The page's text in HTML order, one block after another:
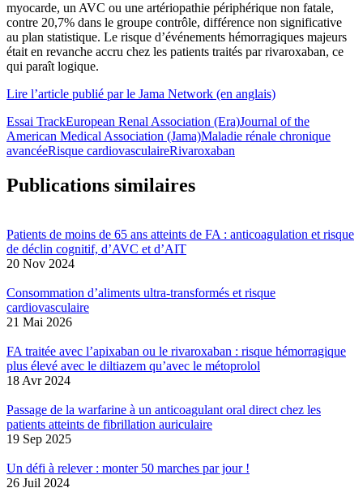
myocarde, un AVC ou une artériopathie périphérique non fatale,
contre 20,7% dans le groupe contrôle, différence non significative
au plan statistique. Le risque d’événements hémorragiques majeurs
était en revanche accru chez les patients traités par rivaroxaban, ce
qui paraît logique.
Lire l’article publié par le Jama Network (en anglais)
Essai TrackEuropean Renal Association (Era)Journal of the
American Medical Association (Jama)Maladie rénale chronique
avancéeRisque cardiovasculaireRivaroxaban
Publications similaires
Patients de moins de 65 ans atteints de FA : anticoagulation et risque
de déclin cognitif, d’AVC et d’AIT
20 Nov 2024
Consommation d’aliments ultra-transformés et risque
cardiovasculaire
21 Mai 2026
FA traitée avec l’apixaban ou le rivaroxaban : risque hémorragique
plus élevé avec le diltiazem qu’avec le métoprolol
18 Avr 2024
Passage de la warfarine à un anticoagulant oral direct chez les
patients atteints de fibrillation auriculaire
19 Sep 2025
Un défi à relever : monter 50 marches par jour !
26 Juil 2024